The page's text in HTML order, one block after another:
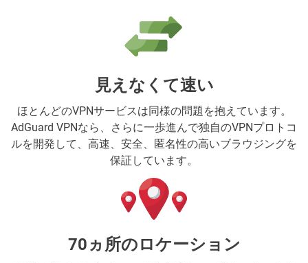
見えなくて速い
ほとんどのVPNサービスは同様の問題を抱えています。
AdGuard VPNなら、さらに一歩進んで独自のVPNプロトコ
ルを開発して、高速、安全、匿名性の高いブラウジングを
保証しています。
70ヵ所のロケーション